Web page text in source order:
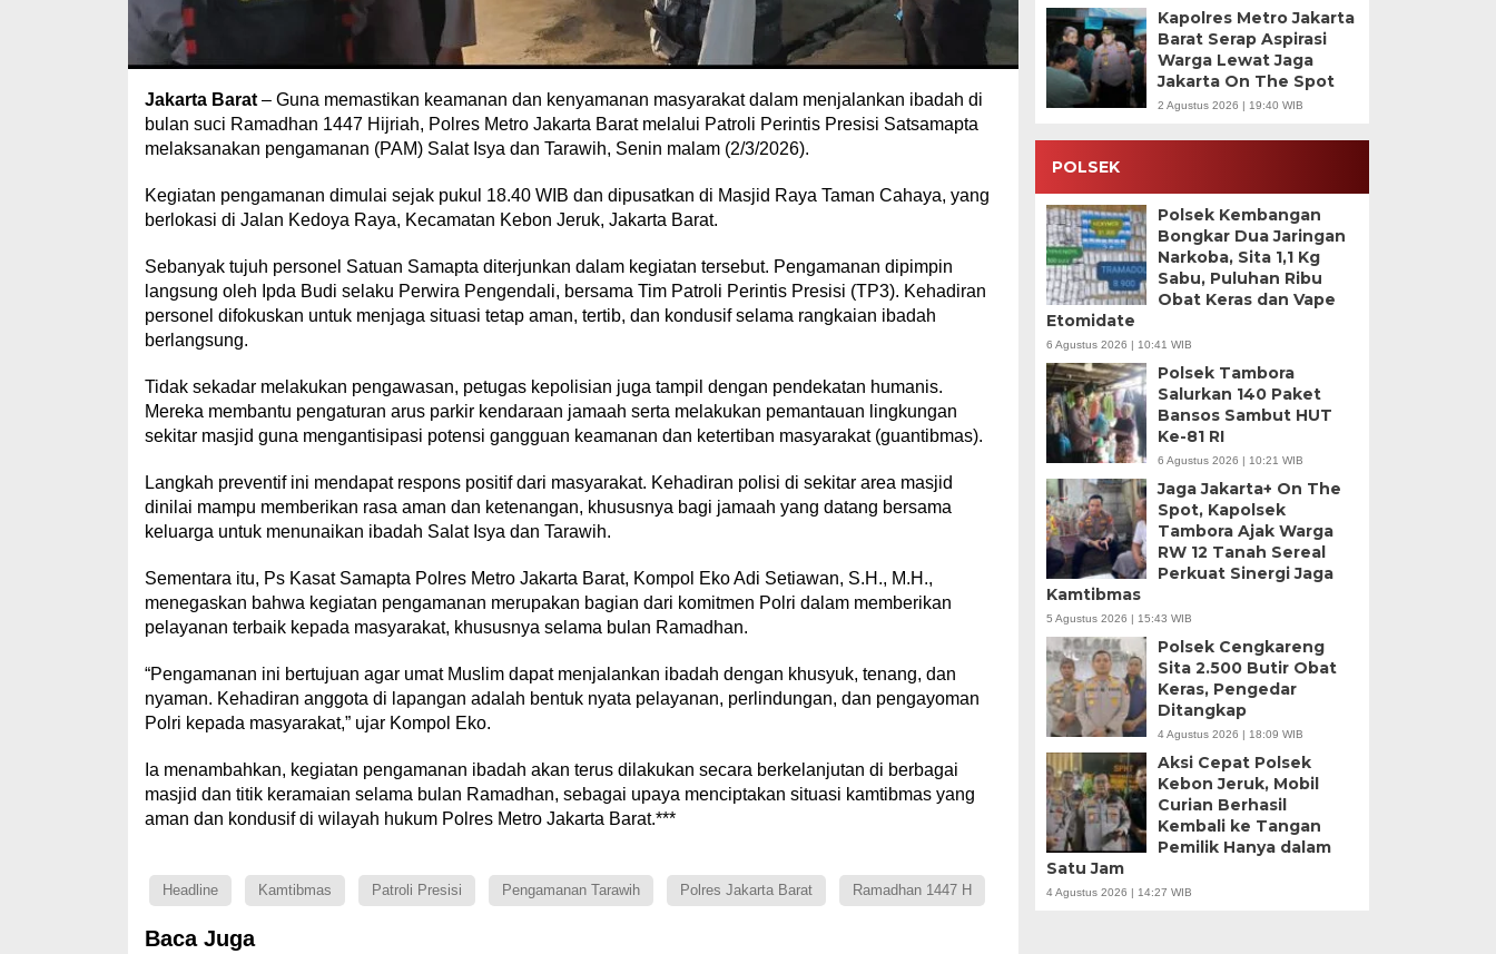
Jakarta Barat– Guna memastikan keamanan dan kenyamanan masyarakat dalam menjalankan ibadah di
bulan suci Ramadhan 1447 Hijriah, Polres Metro Jakarta Barat melalui Patroli Perintis Presisi Satsamapta
melaksanakan pengamanan (PAM) Salat Isya dan Tarawih, Senin malam (2/3/2026).
Kegiatan pengamanan dimulai sejak pukul 18.40 WIB dan dipusatkan di Masjid Raya Taman Cahaya, yang
berlokasi di Jalan Kedoya Raya, Kecamatan Kebon Jeruk, Jakarta Barat.
Sebanyak tujuh personel Satuan Samapta diterjunkan dalam kegiatan tersebut. Pengamanan dipimpin
langsung oleh Ipda Budi selaku Perwira Pengendali, bersama Tim Patroli Perintis Presisi (TP3). Kehadiran
personel difokuskan untuk menjaga situasi tetap aman, tertib, dan kondusif selama rangkaian ibadah
berlangsung.
Tidak sekadar melakukan pengawasan, petugas kepolisian juga tampil dengan pendekatan humanis.
Mereka membantu pengaturan arus parkir kendaraan jamaah serta melakukan pemantauan lingkungan
sekitar masjid guna mengantisipasi potensi gangguan keamanan dan ketertiban masyarakat (guantibmas).
Langkah preventif ini mendapat respons positif dari masyarakat. Kehadiran polisi di sekitar area masjid
dinilai mampu memberikan rasa aman dan ketenangan, khususnya bagi jamaah yang datang bersama
keluarga untuk menunaikan ibadah Salat Isya dan Tarawih.
Sementara itu, Ps Kasat Samapta Polres Metro Jakarta Barat, Kompol Eko Adi Setiawan, S.H., M.H.,
menegaskan bahwa kegiatan pengamanan merupakan bagian dari komitmen Polri dalam memberikan
pelayanan terbaik kepada masyarakat, khususnya selama bulan Ramadhan.
“Pengamanan ini bertujuan agar umat Muslim dapat menjalankan ibadah dengan khusyuk, tenang, dan
nyaman. Kehadiran anggota di lapangan adalah bentuk nyata pelayanan, perlindungan, dan pengayoman
Polri kepada masyarakat,” ujar Kompol Eko.
Ia menambahkan, kegiatan pengamanan ibadah akan terus dilakukan secara berkelanjutan di berbagai
masjid dan titik keramaian selama bulan Ramadhan, sebagai upaya menciptakan situasi kamtibmas yang
aman dan kondusif di wilayah hukum Polres Metro Jakarta Barat.***
Headline Kamtibmas Patroli Presisi Pengamanan Tarawih Polres Jakarta Barat Ramadhan 1447 H
Baca Juga
Kapolres Metro Jakarta
Barat Serap Aspirasi
Warga Lewat Jaga
Jakarta On The Spot
2 Agustus 2026 | 19:40 WIB
POLSEK
Polsek Kembangan
Bongkar Dua Jaringan
Narkoba, Sita 1,1 Kg
Sabu, Puluhan Ribu
Obat Keras dan Vape
Etomidate
6 Agustus 2026 | 10:41 WIB
Polsek Tambora
Salurkan 140 Paket
Bansos Sambut HUT
Ke-81 RI
6 Agustus 2026 | 10:21 WIB
Jaga Jakarta+ On The
Spot, Kapolsek
Tambora Ajak Warga
RW 12 Tanah Sereal
Perkuat Sinergi Jaga
Kamtibmas
5 Agustus 2026 | 15:43 WIB
Polsek Cengkareng
Sita 2.500 Butir Obat
Keras, Pengedar
Ditangkap
4 Agustus 2026 | 18:09 WIB
Aksi Cepat Polsek
Kebon Jeruk, Mobil
Curian Berhasil
Kembali ke Tangan
Pemilik Hanya dalam
Satu Jam
4 Agustus 2026 | 14:27 WIB